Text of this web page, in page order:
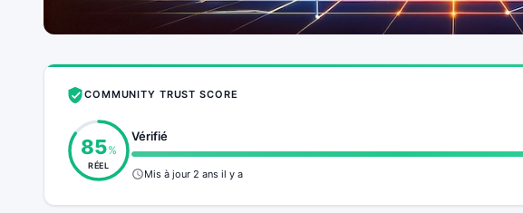
COMMUNITY TRUST SCORE
85%
RÉEL
Vérifié
Mis à jour 2 ans il y a